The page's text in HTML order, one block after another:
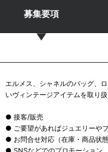
募集要項
エルメス、シャネルのバッグ、
いヴィンテージアイテムを取り扱
● 接客/販売
● ご要望があればジュエリーや
● お問合せ対応（在庫・商品状態
● SNSなどでのプロモーション